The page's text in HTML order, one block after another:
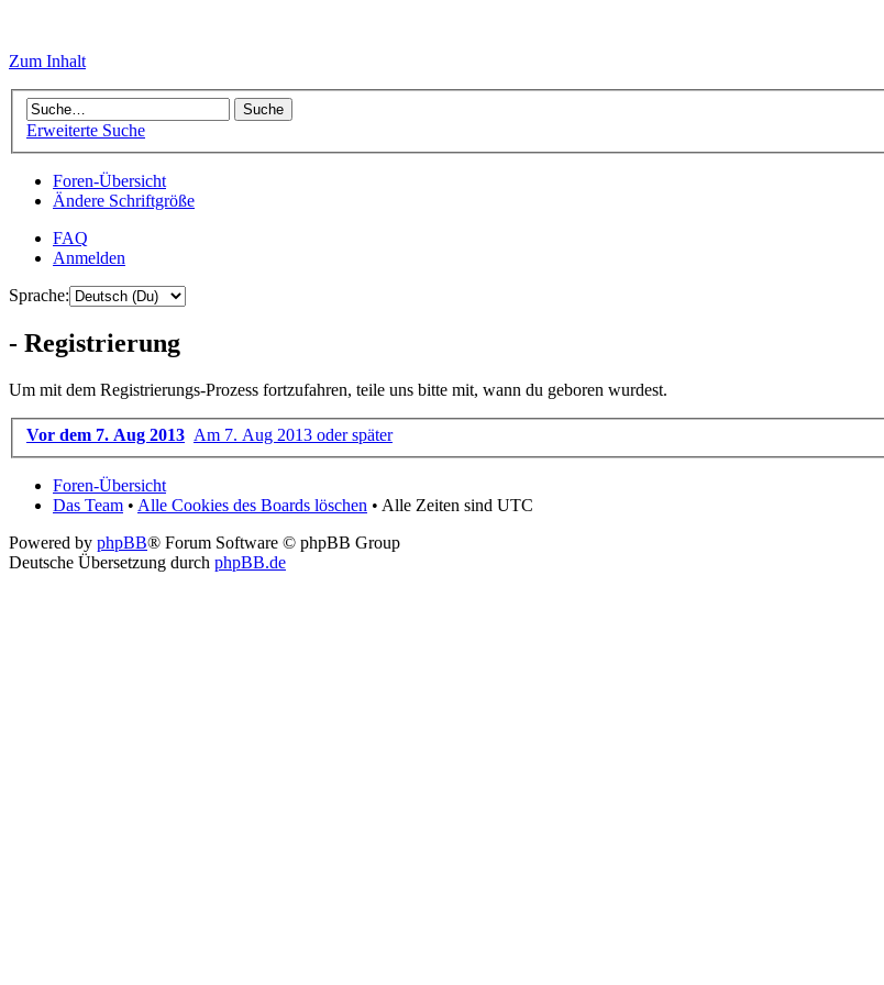
Zum Inhalt
Erweiterte Suche
Foren-Übersicht
Ändere Schriftgröße
FAQ
Anmelden
Sprache:
- Registrierung
Um mit dem Registrierungs-Prozess fortzufahren, teile uns bitte mit, wann du geboren wurdest.
Vor dem 7. Aug 2013 Am 7. Aug 2013 oder später
Foren-Übersicht
Das Team • Alle Cookies des Boards löschen • Alle Zeiten sind UTC
Powered by phpBB® Forum Software © phpBB Group
Deutsche Übersetzung durch phpBB.de